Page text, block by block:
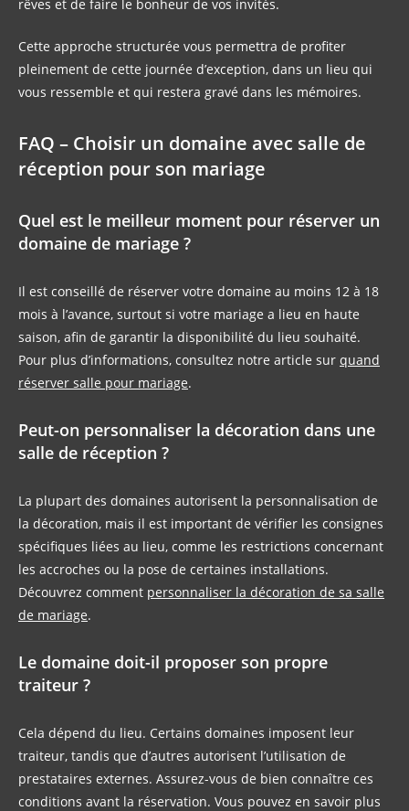
rêves et de faire le bonheur de vos invités.
Cette approche structurée vous permettra de profiter
pleinement de cette journée d’exception, dans un lieu qui
vous ressemble et qui restera gravé dans les mémoires.
FAQ – Choisir un domaine avec salle de
réception pour son mariage
Quel est le meilleur moment pour réserver un
domaine de mariage ?
Il est conseillé de réserver votre domaine au moins 12 à 18
mois à l’avance, surtout si votre mariage a lieu en haute
saison, afin de garantir la disponibilité du lieu souhaité.
Pour plus d’informations, consultez notre article sur quand
réserver salle pour mariage.
Peut-on personnaliser la décoration dans une
salle de réception ?
La plupart des domaines autorisent la personnalisation de
la décoration, mais il est important de vérifier les consignes
spécifiques liées au lieu, comme les restrictions concernant
les accroches ou la pose de certaines installations.
Découvrez comment personnaliser la décoration de sa salle
de mariage.
Le domaine doit-il proposer son propre
traiteur ?
Cela dépend du lieu. Certains domaines imposent leur
traiteur, tandis que d’autres autorisent l’utilisation de
prestataires externes. Assurez-vous de bien connaître ces
conditions avant la réservation. Vous pouvez en savoir plus